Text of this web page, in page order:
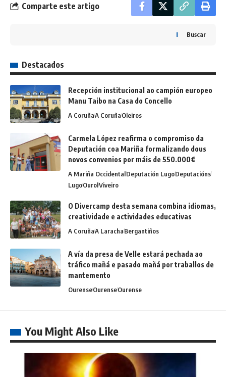
Comparte este artigo
Buscar
Destacados
Recepción institucional ao campión europeo
Manu Taibo na Casa do Concello
A CoruñaA CoruñaOleiros
Carmela López reafirma o compromiso da
Deputación coa Mariña formalizando dous
novos convenios por máis de 550.000€
A Mariña OccidentalDeputación LugoDeputacións
LugoOurolViveiro
O Divercamp desta semana combina idiomas,
creatividade e actividades educativas
A CoruñaA LarachaBergantiños
A vía da presa de Velle estará pechada ao
tráfico mañá e pasado mañá por traballos de
mantemento
OurenseOurenseOurense
You Might Also Like